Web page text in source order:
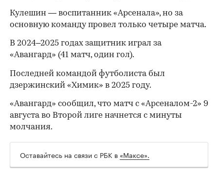
Кулешин — воспитанник «Арсенала», но за
основную команду провел только четыре матча.
В 2024–2025 годах защитник играл за
«Авангард» (41 матч, один гол).
00:00 / 00:00
Последней командой футболиста был
дзержинский «Химик» в 2025 году.
«Авангард» сообщил, что матч с «Арсеналом-2» 9
августа во Второй лиге начнется с минуты
молчания.
Оставайтесь на связи с РБК в «Максе».